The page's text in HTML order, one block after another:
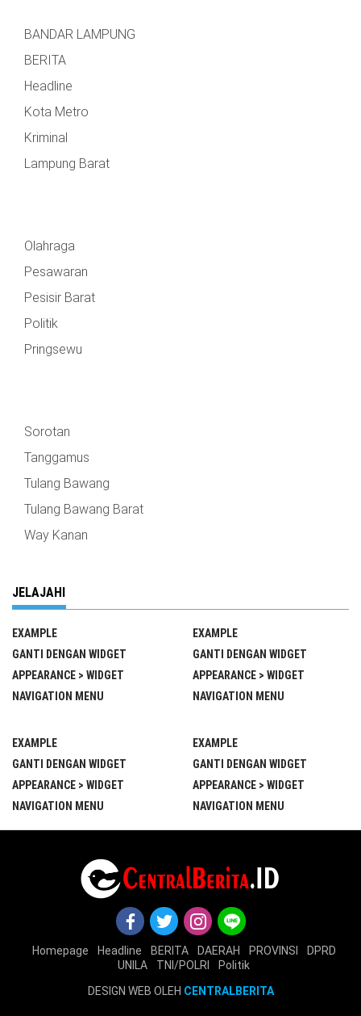
BANDAR LAMPUNG
BERITA
Headline
Kota Metro
Kriminal
Lampung Barat
Olahraga
Pesawaran
Pesisir Barat
Politik
Pringsewu
Sorotan
Tanggamus
Tulang Bawang
Tulang Bawang Barat
Way Kanan
JELAJAHI
EXAMPLE
GANTI DENGAN WIDGET
APPEARANCE > WIDGET
NAVIGATION MENU
EXAMPLE
GANTI DENGAN WIDGET
APPEARANCE > WIDGET
NAVIGATION MENU
EXAMPLE
GANTI DENGAN WIDGET
APPEARANCE > WIDGET
NAVIGATION MENU
EXAMPLE
GANTI DENGAN WIDGET
APPEARANCE > WIDGET
NAVIGATION MENU
Homepage Headline BERITA DAERAH PROVINSI
DPRD
UNILA
TNI/POLRI
Politik
DESIGN WEB OLEH CENTRALBERITA